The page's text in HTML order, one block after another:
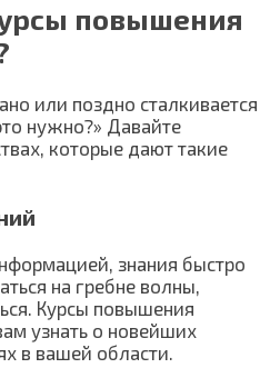
повышения
или поздно сталкивается
нужно?» Давайте
которые дают такие
знания быстро
на гребне волны,
Курсы повышения
узнать о новейших
в вашей области.